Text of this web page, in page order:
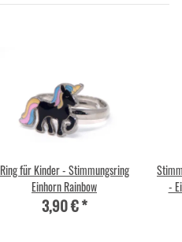
Ring für Kinder - Stimmungsring
Einhorn Rainbow
3,90 €*
-